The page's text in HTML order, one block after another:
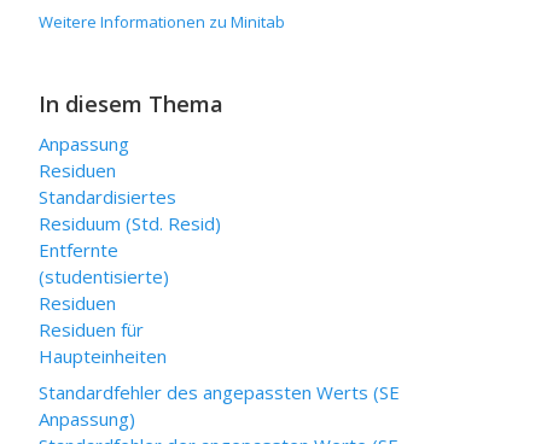
Weitere Informationen zu Minitab
In diesem Thema
Anpassung
Residuen
Standardisiertes
Residuum (Std. Resid)
Entfernte
(studentisierte)
Residuen
Residuen für
Haupteinheiten
Standardfehler des angepassten Werts (SE
Anpassung)